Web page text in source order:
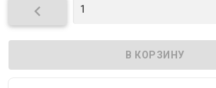
